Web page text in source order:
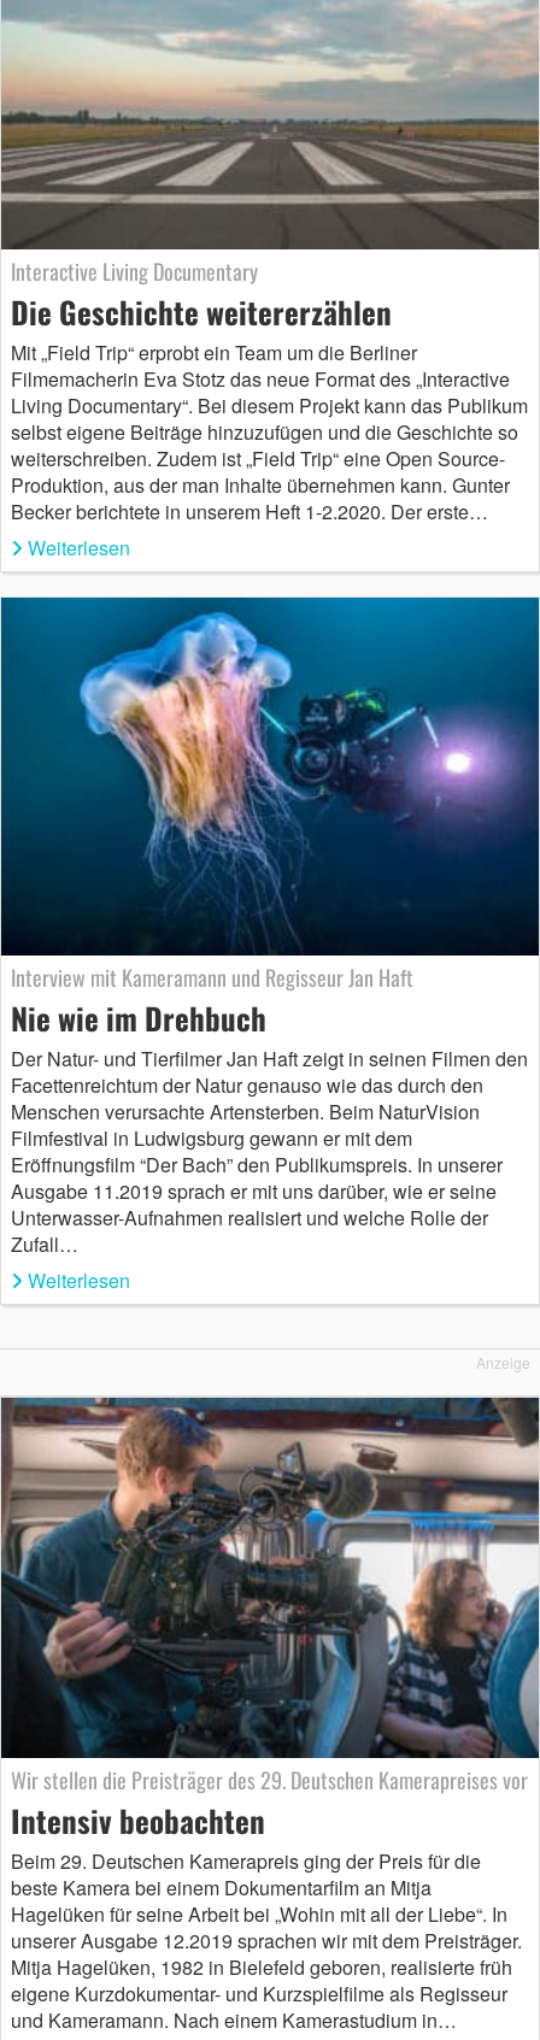
Interactive Living Documentary
Die Geschichte weitererzählen
Mit „Field Trip“ erprobt ein Team um die Berliner
Filmemacherin Eva Stotz das neue Format des „Interactive
Living Documentary“. Bei diesem Projekt kann das Publikum
selbst eigene Beiträge hinzuzufügen und die Geschichte so
weiterschreiben. Zudem ist „Field Trip“ eine Open Source-
Produktion, aus der man Inhalte übernehmen kann. Gunter
Becker berichtete in unserem Heft 1-2.2020. Der erste…
Weiterlesen
Interview mit Kameramann und Regisseur Jan Haft
Nie wie im Drehbuch
Der Natur- und Tierfilmer Jan Haft zeigt in seinen Filmen den
Facettenreichtum der Natur genauso wie das durch den
Menschen verursachte Artensterben. Beim NaturVision
Filmfestival in Ludwigsburg gewann er mit dem
Eröffnungsfilm “Der Bach” den Publikumspreis. In unserer
Ausgabe 11.2019 sprach er mit uns darüber, wie er seine
Unterwasser-Aufnahmen realisiert und welche Rolle der
Zufall…
Weiterlesen
Anzeige
Wir stellen die Preisträger des 29. Deutschen Kamerapreises vor
Intensiv beobachten
Beim 29. Deutschen Kamerapreis ging der Preis für die
beste Kamera bei einem Dokumentarfilm an Mitja
Hagelüken für seine Arbeit bei „Wohin mit all der Liebe“. In
unserer Ausgabe 12.2019 sprachen wir mit dem Preisträger.
Mitja Hagelüken, 1982 in Bielefeld geboren, realisierte früh
eigene Kurzdokumentar- und Kurzspielfilme als Regisseur
und Kameramann. Nach einem Kamerastudium in…